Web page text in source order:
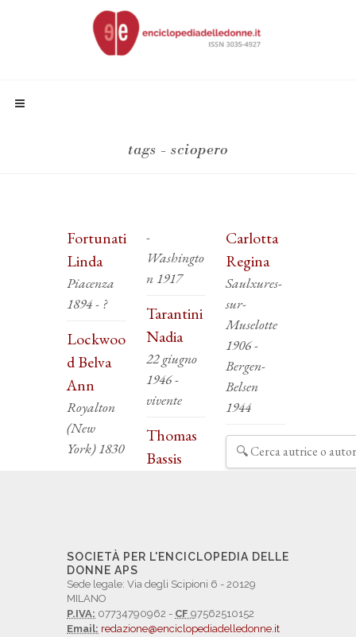
tags - sciopero
Fortunati
Linda
Piacenza
1894 - ?
Lockwoo
d Belva
Ann
Royalton
(New
York) 1830
-
Washingto
n 1917
Tarantini
Nadia
22 giugno
1946 -
vivente
Thomas
Bassis
Carlotta
Regina
Saulxures-
sur-
Muselotte
1906 -
Bergen-
Belsen
1944
SOCIETÀ PER L'ENCICLOPEDIA DELLE
DONNE APS
Sede legale: Via degli Scipioni 6 - 20129
MILANO
P.IVA: 07734790962 - CF 97562510152
Email: redazione@enciclopediadelledonne.it